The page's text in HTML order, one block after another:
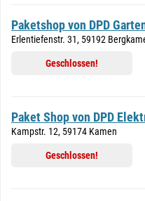
Paketshop von DPD
Erlentiefenstr. 31, 59192
Geschlossen!
Paket Shop von DPD
Kampstr. 12, 59174 Kamen
Geschlossen!